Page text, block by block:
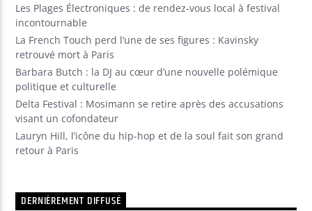
Les Plages Électroniques : de rendez-vous local à festival
incontournable
La French Touch perd l’une de ses figures : Kavinsky
retrouvé mort à Paris
Barbara Butch : la DJ au cœur d’une nouvelle polémique
politique et culturelle
Delta Festival : Mosimann se retire après des accusations
visant un cofondateur
Lauryn Hill, l’icône du hip-hop et de la soul fait son grand
retour à Paris
DERNIÈREMENT DIFFUSÉ